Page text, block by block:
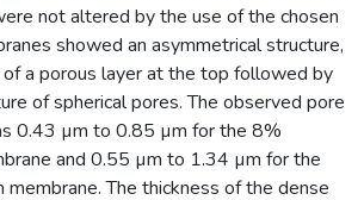
not altered by the use of the chosen
showed an asymmetrical structure,
a porous layer at the top followed by
of spherical pores. The observed pore
0.43 µm to 0.85 µm for the 8%
and 0.55 µm to 1.34 µm for the
membrane. The thickness of the dense